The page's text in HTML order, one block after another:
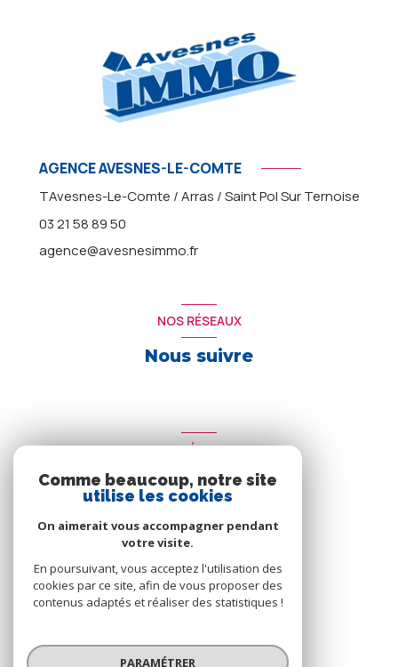
AGENCE AVESNES-LE-COMTE
TAvesnes-Le-Comte / Arras / Saint Pol Sur Ternoise
03 21 58 89 50
agence@avesnesimmo.fr
NOS RÉSEAUX
Nous suivre
ADHÉRENTS
Nous adhérons
© 2026 | Tous droits réservés
Comme beaucoup, notre site
utilise les cookies
On aimerait vous accompagner pendant
votre visite.
En poursuivant, vous acceptez l'utilisation des
cookies par ce site, afin de vous proposer des
contenus adaptés et réaliser des statistiques !
PARAMÉTRER